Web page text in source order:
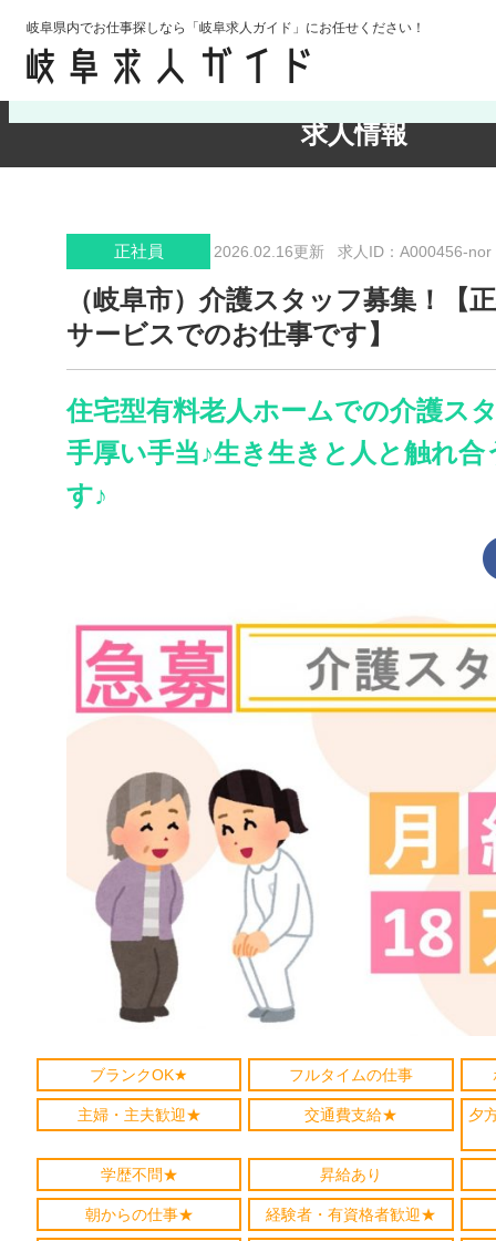
岐阜県内でお仕事探しなら「岐阜求人ガイド」にお任せください！
求人情報
検索条件の確認・変更
正社員 2026.02.16更新 求人ID：A000456-nor
（岐阜市）介護スタッフ募集！【
サービスでのお仕事です】
住宅型有料老人ホームでの介護ス
手厚い手当♪生き生きと人と触れ合
す♪
ブランクOK★ フルタイムの仕事
主婦・主夫歓迎★ 交通費支給★ 夕
学歴不問★ 昇給あり
朝からの仕事★ 経験者・有資格者歓迎★